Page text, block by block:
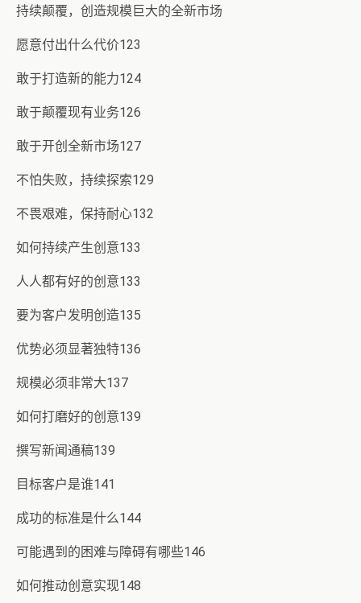
持续颠覆，创造规模巨大的全新市场
愿意付出什么代价123
敢于打造新的能力124
敢于颠覆现有业务126
敢于开创全新市场127
不怕失败，持续探索129
不畏艰难，保持耐心132
如何持续产生创意133
人人都有好的创意133
要为客户发明创造135
优势必须显著独特136
规模必须非常大137
如何打磨好的创意139
撰写新闻通稿139
目标客户是谁141
成功的标准是什么144
可能遇到的困难与障碍有哪些146
如何推动创意实现148